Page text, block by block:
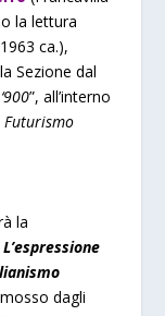
la lettura
ca.),
Sezione dal
”, all’interno
Futurismo
la
dagli